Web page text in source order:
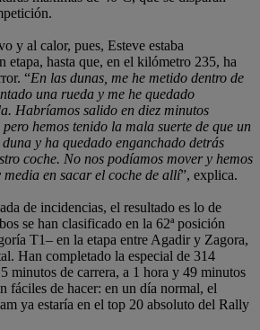
y al calor, pues, Esteve estaba
etapa, hasta que, en el kilómetro 235, ha
“En las dunas, me he metido dentro de
una rueda y me he quedado
Habríamos salido en diez minutos
hemos tenido la mala suerte de que un
y ha quedado enganchado detrás
coche. No nos podíamos mover y hemos
en sacar el coche de allí”, explica.
de incidencias, el resultado es lo de
se han clasificado en la 62ª posición
T1– en la etapa entre Agadir y Zagora,
Han completado la especial de 314
minutos de carrera, a 1 hora y 49 minutos
fáciles de hacer: en un día normal, el
ya estaría en el top 20 absoluto del Rally